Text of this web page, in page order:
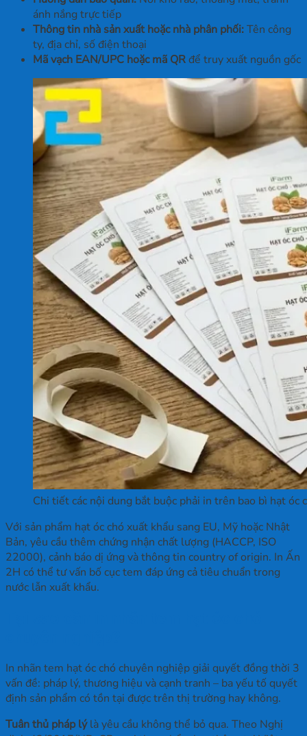
ánh nắng trực tiếp
Thông tin nhà sản xuất hoặc nhà phân phối:Tên công
ty, địa chỉ, số điện thoại
Mã vạch EAN/UPC hoặc mã QRđể truy xuất nguồn gốc
Chi tiết các nội dung bắt buộc phải in trên bao bì hạt óc
Với sản phẩm hạt óc chó xuất khẩu sang EU, Mỹ hoặc Nhật
Bản, yêu cầu thêm chứng nhận chất lượng (HACCP, ISO
22000), cảnh báo dị ứng và thông tin country of origin. In Ấn
2H có thể tư vấn bố cục tem đáp ứng cả tiêu chuẩn trong
nước lẫn xuất khẩu.
In nhãn tem hạt óc chó chuyên nghiệp giải quyết đồng thời 3
vấn đề: pháp lý, thương hiệu và cạnh tranh – ba yếu tố quyết
định sản phẩm có tồn tại được trên thị trường hay không.
Tuân thủ pháp lýlà yêu cầu không thể bỏ qua. Theo Nghị